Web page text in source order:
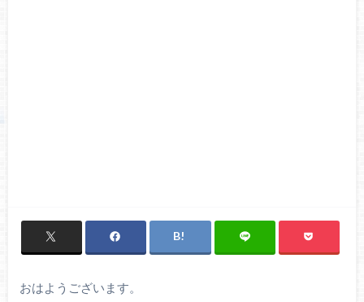
おはようございます。